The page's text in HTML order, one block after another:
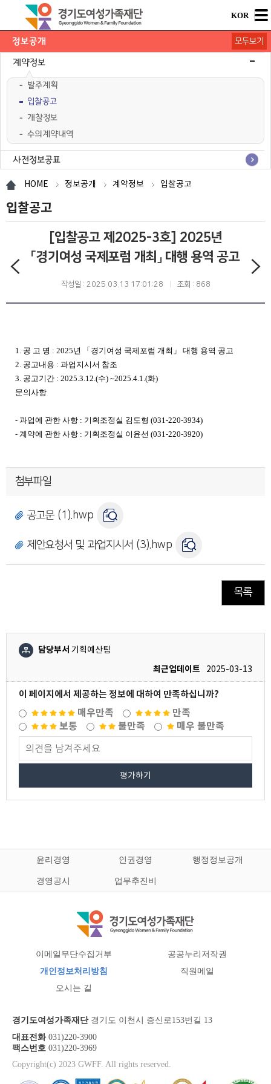
KOR
정보공개
기본공시
경영공시
계약정보
발주계획
입찰공고
개찰정보
수의계약내역
사전정보공표
행정정보공개
공공데이터공개
모두보기
HOME 정보공개 계약정보 입찰공고
입찰공고
[입찰공고 제2025-3호] 2025년
「경기여성 국제포럼 개최」 대행 용역 공고
작성일 : 2025.03.13 17:01:28 조회 : 868
1. 공 고 명 : 2025년 「경기여성 국제포럼 개최」 대행 용역 공고
2. 공고내용 : 과업지시서 참조
3. 공고기간 : 2025.3.12.(수) ~2025.4.1.(화)
문의사항
- 과업에 관한 사항 : 기획조정실 김도형 (031-220-3934)
- 계약에 관한 사항 : 기획조정실 이윤선 (031-220-3920)
첨부파일
공고문 (1).hwp
제안요청서 및 과업지시서 (3).hwp
목록
담당부서 기획예산팀
최근업데이트
2025-03-13
이 페이지에서 제공하는 정보에 대하여 만족하십니까?
매우만족
만족
보통
불만족 매우 불만족
평가하기
윤리경영 인권경영 행정정보공개
경영공시 업무추진비
이메일무단수집거부
공공누리저작권
개인정보처리방침
직원메일
오시는 길
경기도여성가족재단경기도 이천시 증신로153번길 13
대표전화031)220-3900
팩스번호 031)220-3969
Copyright(c) 2023 GWFF. All rights reserved.